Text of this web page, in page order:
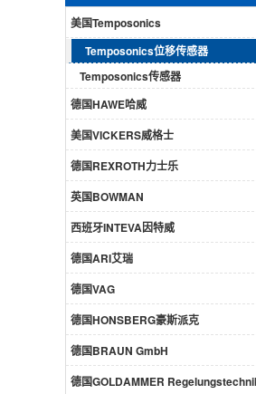
美国Temposonics
Temposonics位移传感器
Temposonics传感器
德国HAWE哈威
美国VICKERS威格士
德国REXROTH力士乐
英国BOWMAN
西班牙INTEVA因特威
德国ARI艾瑞
德国VAG
德国HONSBERG豪斯派克
德国BRAUN GmbH